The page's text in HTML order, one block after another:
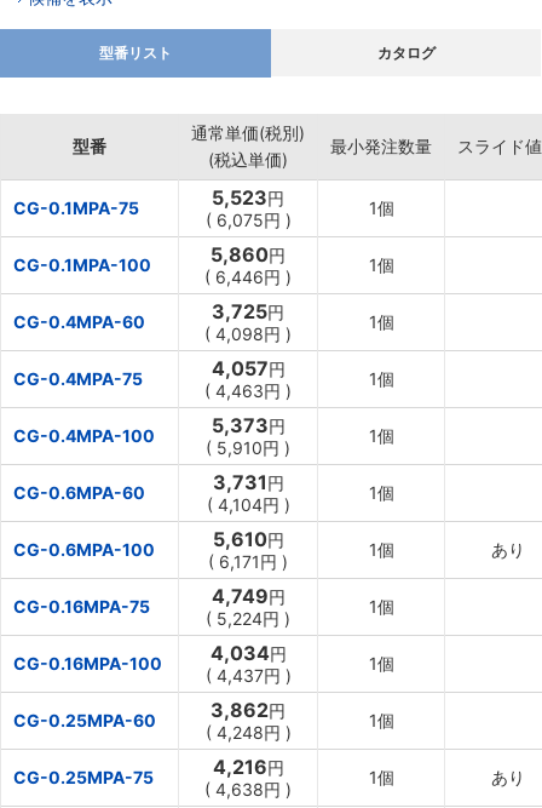
型番リスト カタログ
型番
通常単価(税別)
(税込単価)
最小発注数量 スライド
CG-0.1MPA-75 5,523円
( 6,075円 )
1個
CG-0.1MPA-100 5,860円
( 6,446円 )
1個
CG-0.4MPA-60 3,725円
( 4,098円 )
1個
CG-0.4MPA-75 4,057円
( 4,463円 )
1個
CG-0.4MPA-100 5,373円
( 5,910円 )
1個
CG-0.6MPA-60 3,731円
( 4,104円 )
1個
CG-0.6MPA-100 5,610円
( 6,171円 )
1個 あり
CG-0.16MPA-75 4,749円
( 5,224円 )
1個
CG-0.16MPA-100 4,034円
( 4,437円 )
1個
CG-0.25MPA-60 3,862円
( 4,248円 )
1個
CG-0.25MPA-75 4,216円
( 4,638円 )
1個 あり